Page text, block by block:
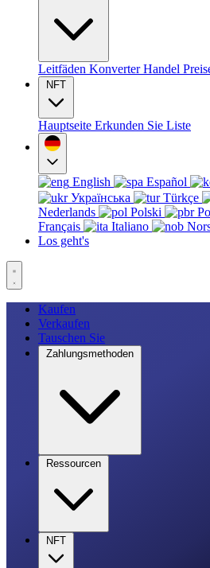
Leitfäden KonverterHandel
NFT
Hauptseite Erkunden Sie Liste
English Español
Українська
Türkçe
Nederlands
Polski
Français
Italiano
Los geht's
Kaufen
Verkaufen
Tauschen Sie
Zahlungsmethoden
Ressourcen
NFT